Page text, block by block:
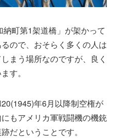
町第1架道橋」が架かって
ので、おそらく多くの人は
まう場所なのですが、良く
す。
年6月以降制空権が
もアメリカ軍戦闘機の機銃
だということです。